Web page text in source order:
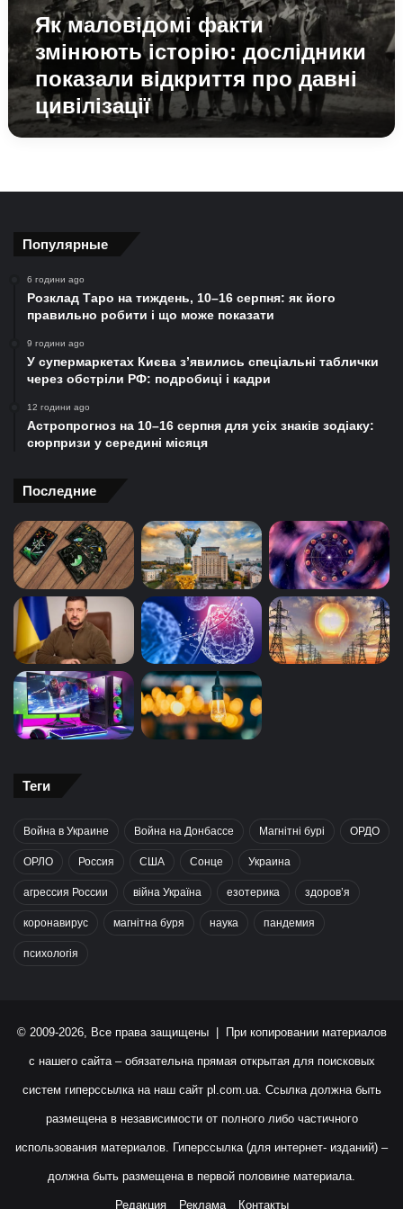
відкриття
про
давні
цивілізації
Як маловідомі факти
змінюють історію: дослідники
показали відкриття про давні
цивілізації
Популярные
6 години ago
Розклад Таро на тиждень, 10–16 серпня: як його
правильно робити і що може показати
9 години ago
У супермаркетах Києва з’явились спеціальні таблички
через обстріли РФ: подробиці і кадри
12 години ago
Астропрогноз на 10–16 серпня для усіх знаків зодіаку:
сюрпризи у середині місяця
Последние
Теги
Война в Украине Война на Донбассе Магнітні бурі ОРДО
ОРЛО Россия США Сонце Украина
агрессия России війна Україна езотерика здоров’я
коронавирус магнітна буря наука пандемия
психологія
© 2009-2026, Все права защищены | При копировании материалов
с нашего сайта – обязательна прямая открытая для поисковых
систем гиперссылка на наш сайт pl.com.ua. Ссылка должна быть
размещена в независимости от полного либо частичного
использования материалов. Гиперссылка (для интернет- изданий) –
должна быть размещена в первой половине материала.
Редакция Реклама Контакты